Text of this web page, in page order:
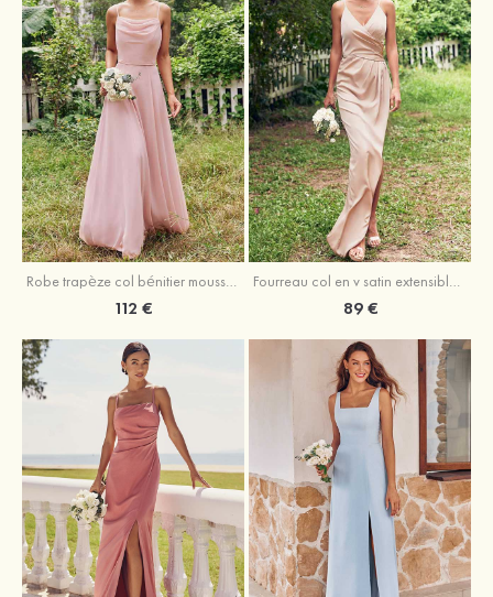
Robe trapèze col bénitier mousseline ras du sol robe de demoiselle d'honneur
112 €
Fourreau col en v satin extensible asymétrique robe de demoiselle d'honneur
89 €